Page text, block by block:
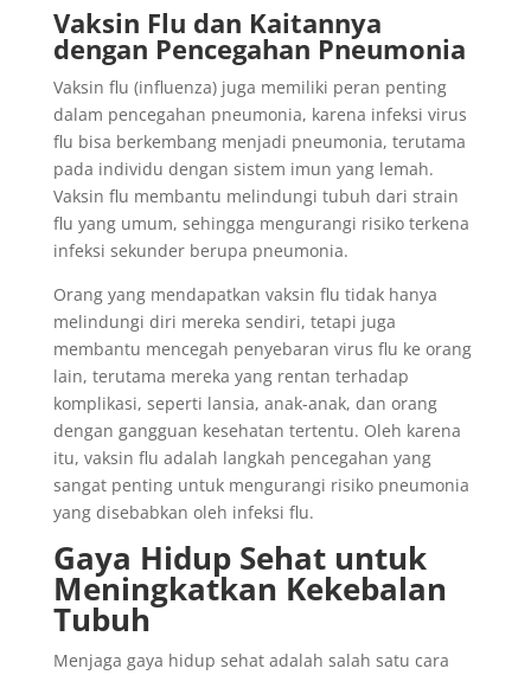
Vaksin Flu dan Kaitannya
dengan Pencegahan Pneumonia
Vaksin flu (influenza) juga memiliki peran penting
dalam pencegahan pneumonia, karena infeksi virus
flu bisa berkembang menjadi pneumonia, terutama
pada individu dengan sistem imun yang lemah.
Vaksin flu membantu melindungi tubuh dari strain
flu yang umum, sehingga mengurangi risiko terkena
infeksi sekunder berupa pneumonia.
Orang yang mendapatkan vaksin flu tidak hanya
melindungi diri mereka sendiri, tetapi juga
membantu mencegah penyebaran virus flu ke orang
lain, terutama mereka yang rentan terhadap
komplikasi, seperti lansia, anak-anak, dan orang
dengan gangguan kesehatan tertentu. Oleh karena
itu, vaksin flu adalah langkah pencegahan yang
sangat penting untuk mengurangi risiko pneumonia
yang disebabkan oleh infeksi flu.
Gaya Hidup Sehat untuk
Meningkatkan Kekebalan
Tubuh
Menjaga gaya hidup sehat adalah salah satu cara